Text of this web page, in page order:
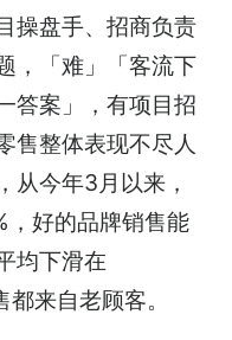
操盘手、招商负责
，「难」「客流下
答案」，有项目招
售整体表现不尽人
从今年3月以来，
好的品牌销售能
均下滑在
来自老顾客。